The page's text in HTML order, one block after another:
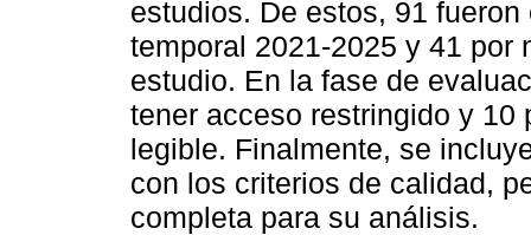
estudios. De estos, 91
temporal 2021-2025 y 41 por
estudio. En la fase de
tener acceso restringido y 10
legible. Finalmente, se
con los criterios de calidad,
completa para su análisis.